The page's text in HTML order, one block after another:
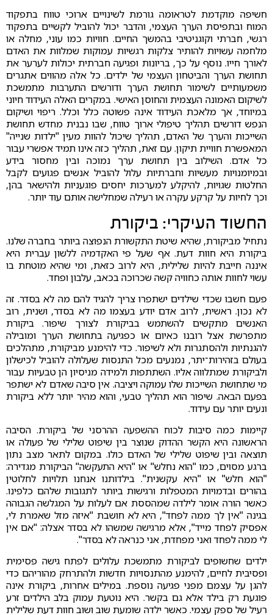
חשיפה מוקדמת לטראומה גורמת לשינויים ארוכי טווח בתפקוד
המוח ובתפיסת הערך העצמי, והדבר יכול להוביל לקשיים בתפקוד
רגשי, חברתי וקוגניטיבי בהמשך החיים. חוויות כמו עוני, מחלה או
מלחמה עשויות להותיר צלקות רגשיות עמוקות שמלוות את האדם
לאורך חייו. נוסף על כך, בריונות ופגיעה חברתית יכולות לערער את
תחושת הערך והביטחון העצמי של ילדים. כל אלה מהווים אתגרים
משמעותיים לשימור תחושת הערך ודורשים התערבות מתמשכת
לשיקום האמונה העצמית והחוסן האישי. במקרים האלה העידוד חיוני
במיוחד, אך מלאכת העידוד אינה פשוטה כלל וכלל. ריפוי ושיקום
הנפש דורשים תהליך טיפולי ארוך טווח, שבו נבנית מחדש תחושת
השייכות והערך של האדם, תהליך שיכול להוות מעין "ילדות שנייה"
המאפשרת חוויית תיקון. עם זאת, תהליך כזה אינו תמיד אפשרי עבור
כל אדם. השילוב בין תחושת ערך נמוכה ובין מחסור בידע
ובמיומנויות מעשיות וחברתיות עלול להוביל אנשים פגועים לקבל
החלטות שגויות, להיקלע למערכות יחסים פוגעניות ולהישאר בהן,
וכך לחיות על קרקע עקרה או רעילה שמחלישה אותם עוד יותר.
החשוד העיקרי: ביקורת
נתחיל מביקורת, שהיא שיטת התקשורת הנפוצה ביותר בחברה שלנו.
ביקורת היא חוות דעת. אף שעל פי האקדמיה ללשון עברית היא
איננה חייבת להיות שלילית, היא לרוב כזאת, ומי שהיא מוטחת בו
עשוי לחוות אותה כחוויה קשה שכרוכה בכאב, עלבון ופחד.
פעם חשבו שכדי שילדים ישתפרו צריך להגיד להם מה לא בסדר. זה
לא נכון. ראשית, לרוב אדם יודע בעצמו מה לא בסדר, ושנית, רוב
האנשים מתקשים להשתמש בביקורת לצורך שיפור. ביקורת
מתפרשת אצל רובנו כאיום או כפגיעה בתחושת הערך ומובילה
להגנתיות ולהסתגרות ולא לשיפור. כדי להימנע מביקורת, מתהלכים
בעולם בזהירות־יתר, נמנעים מכל התנסות שעלולה להוביל לכישלון
ולביקורת שמתלווה אליו. השתתפות ולמידה מניסיון הן טבעיות עבור
מי שתחושת השייכות שלו עמוקה ויציבה. אין סיבה שאדם לא ישתפר
בפעם הבאה. שיפור הוא תהליך טבעי, והוא מהיר יותר ללא ביקורת
ונעים יותר עם עידוד.
קיימות כמה סיבות לכוח ההשפעה ההרסני של ביקורת. הסיבה
הראשונה היא הקשר ההדוק שנוצר בין שיפוט שלילי של פעולה או
תוצאה ובין שיפוט שלילי של האדם כולו. במקום לתאר מצב נתון
ברגע מסוים, כמו "הוא נחלש" או "היא התעקשה" הביקורת מגדירה:
"הוא חלש" או "היא עקשנית". בילדותנו אנחנו תלויות לחלוטין
בהורים ובדמויות המטפלות ורגישות ביותר לתגובות שלהם כלפינו.
כאשר הורה אומר לילדה שמהססת אם לעלות על המגלשה הגבוהה
בגינה "אין לך ממה לפחד", היא לא חושבת "איזה מזל שאמרת לי,
אפסיק לפחד מייד", אלא מרגישה שמשהו לא בסדר אצלה: "אם אין
לי ממה לפחד ואני מפחדת, אני כנראה לא בסדר".
ילדים שחשופים לביקורת מתמשכת עלולים לפתח גישה פסימית
ופסיבית לחיים, להימנע מהתנסויות חדשות ולהתרחק מהוריהם כדי
להגן על עצמם מפני פגיעה נוספת. במילים אחרות, ביקורת אינה
פוגעת רק בילד אלא גם בקשר. היא נוטעת עמוק בלב הילדים זרע
רעיל של ספק עצמי. כאשר ילדה שומעת שוב ושוב חוות דעת שלילית